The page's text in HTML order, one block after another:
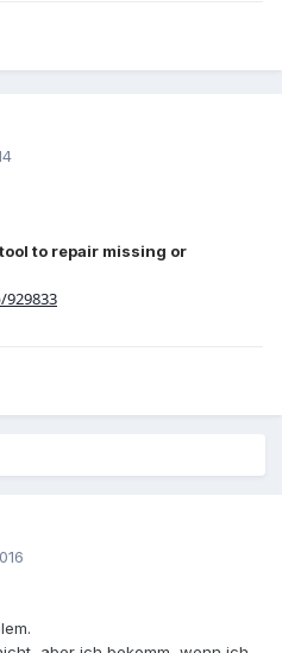
to repair missing or